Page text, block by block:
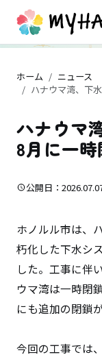
ホーム
ニュース
ハナウマ湾、下
ハナウマ
8月に一
公開日：
ホノルル市は、
朽化した下水シ
した。工事に伴
ウマ湾は一時閉
にも追加の閉鎖
今回の工事では